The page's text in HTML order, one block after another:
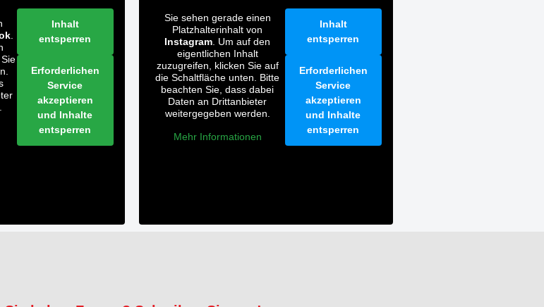
Inhalt
entsperren
Erforderlichen
Service
akzeptieren
und Inhalte
entsperren
Sie sehen gerade einen
Platzhalterinhalt von
Instagram . Um auf den
eigentlichen Inhalt
zuzugreifen, klicken Sie auf
die Schaltfläche unten. Bitte
beachten Sie, dass dabei
Daten an Drittanbieter
weitergegeben werden.
Mehr Informationen
Inhalt
entsperren
Erforderlichen
Service
akzeptieren
und Inhalte
entsperren